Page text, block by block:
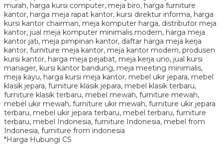
*Harga Hubungi CS